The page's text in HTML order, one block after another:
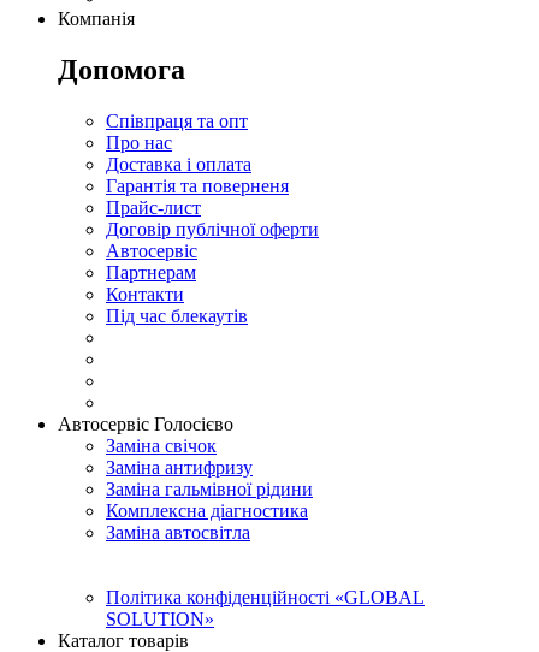
Компанія
Допомога
Співпраця та опт
Про нас
Доставка і оплата
Гарантія та поверненя
Прайс-лист
Договір публічної оферти
Автосервіс
Партнерам
Контакти
Під час блекаутів
Автосервіс Голосієво
Заміна свічок
Заміна антифризу
Заміна гальмівної рідини
Комплексна діагностика
Заміна автосвітла
Політика конфіденційності «GLOBAL
SOLUTION»
Каталог товарів